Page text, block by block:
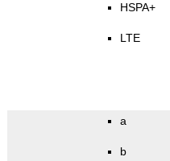
HSPA+
LTE
a
b